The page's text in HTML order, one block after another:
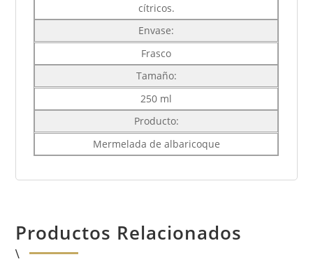
cítricos.
Envase:
Frasco
Tamaño:
250 ml
Producto:
Mermelada de albaricoque
Productos Relacionados